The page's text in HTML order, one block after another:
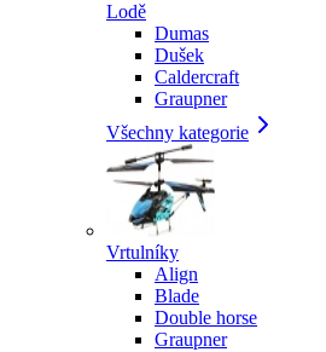
Lodě
Dumas
Dušek
Caldercraft
Graupner
Všechny kategorie
Vrtulníky
Align
Blade
Double horse
Graupner